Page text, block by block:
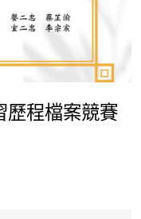
歷程檔案競賽